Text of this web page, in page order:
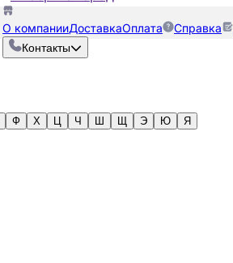
О компанииДоставкаОплата Справка
Контакты
Ф Х Ц Ч Ш Щ Э Ю Я